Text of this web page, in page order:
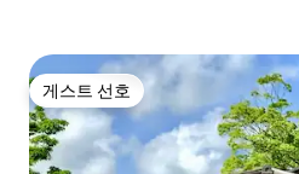
게스트 선호
게스트 선호